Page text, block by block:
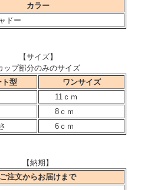
カラー
ドー
【サイズ】
ップ部分のみのサイズ
型
ワンサイズ
11ｃｍ
8ｃｍ
6ｃｍ
【納期】
ご注文からお届けまで